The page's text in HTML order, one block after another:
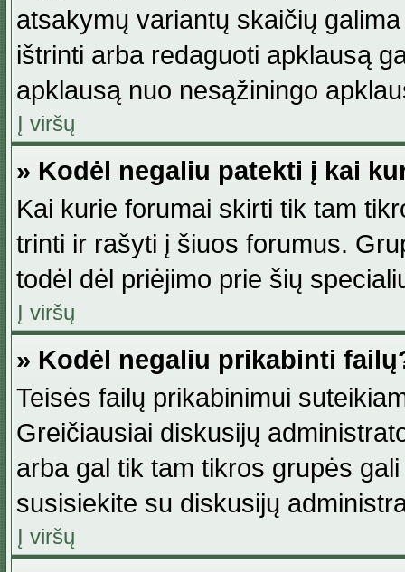
atsakymų variantų skaičių
ištrinti arba redaguoti apklausą
apklausą nuo nesąžiningo
Į viršų
» Kodėl negaliu patekti į kai
Kai kurie forumai skirti tik tam
trinti ir rašyti į šiuos forumus.
todėl dėl priėjimo prie šių
Į viršų
» Kodėl negaliu prikabinti
Teisės failų prikabinimui
Greičiausiai diskusijų
arba gal tik tam tikros grupės
susisiekite su diskusijų
Į viršų